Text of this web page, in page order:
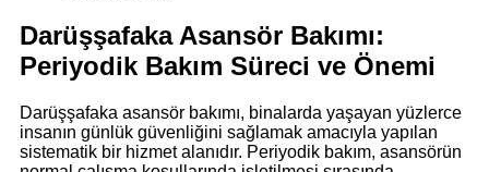
Darüşşafaka Asansör Bakımı:
Periyodik Bakım Süreci ve Önemi
Darüşşafaka asansör bakımı, binalarda yaşayan yüzlerce
insanın günlük güvenliğini sağlamak amacıyla yapılan
sistematik bir hizmet alanıdır. Periyodik bakım, asansörün